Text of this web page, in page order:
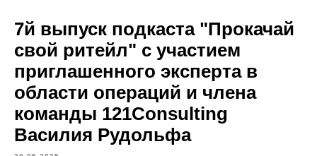
7й выпуск подкаста "Прокачай
свой ритейл" с участием
приглашенного эксперта в
области операций и члена
команды 121Consulting
Василия Рудольфа